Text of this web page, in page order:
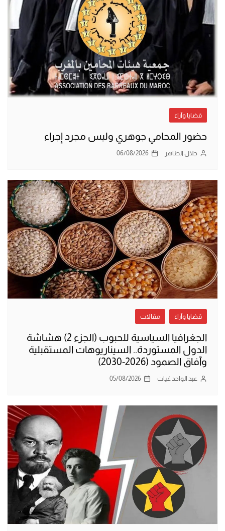
قضايا وآراء
حضور المحامي جوهري وليس مجرد إجراء
جلال الطاهر 06/08/2026
قضايا وآراء مقالات
الجغرافيا السياسية للحبوب (الجزء 2) هشاشة
الدول المستوردة.. السيناريوهات المستقبلية
وآفاق الصمود (2026-2030)
عبد الواحد غيات 05/08/2026